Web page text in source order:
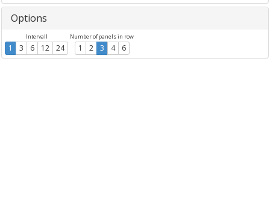
Options
Intervall
1 3 6 12 24
Number of panels in row
1 2 3 4 6